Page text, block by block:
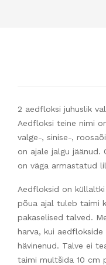
2 aedfloksi juhuslik
Aedfloksi teine nimi
valge-, sinise-,
on ajale jalgu jäänud.
on väga armastatud
Aedfloksid on küllaltki
põua ajal tuleb taimi
pakaselised talved.
harva, kui
hävinenud. Talve ei
taimi multšida 10 cm